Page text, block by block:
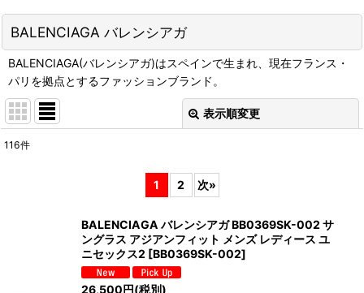
BALENCIAGA バレンシアガ
BALENCIAGA(バレンシアガ)はスペインで生まれ、現在フランス・
パリを拠点とするファッションブランド。
表示順変更
絞り込む
116件
1 2 次»
BALENCIAGA バレンシアガ BB0369SK-002 サ
ングラス アジアンフィット メンズ レディース ユ
ニセックス2 [BB0369SK-002]
26,500円(税別)